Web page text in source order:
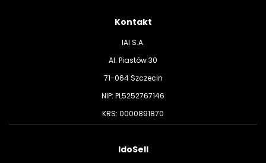
Kontakt
IAI S.A.
Al. Piastów 30
71-064 Szczecin
NIP: PL5252767146
KRS: 0000891870
IdoSell